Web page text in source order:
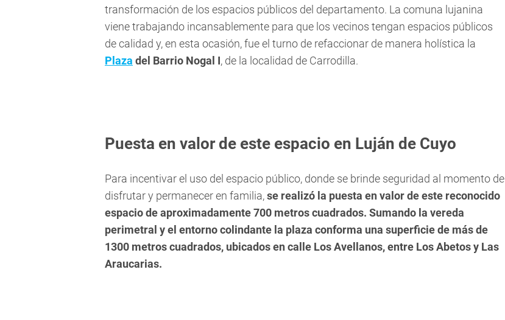
transformación de los espacios públicos del departamento. La comuna lujanina
viene trabajando incansablemente para que los vecinos tengan espacios públicos
de calidad y, en esta ocasión, fue el turno de refaccionar de manera holística la
Plaza del Barrio Nogal I, de la localidad de Carrodilla.
Puesta en valor de este espacio en Luján de Cuyo
Para incentivar el uso del espacio público, donde se brinde seguridad al momento de
disfrutar y permanecer en familia,se realizó la puesta en valor de este reconocido
espacio de aproximadamente 700 metros cuadrados. Sumando la vereda
perimetral y el entorno colindante la plaza conforma una superficie de más de
1300 metros cuadrados, ubicados en calle Los Avellanos, entre Los Abetos y Las
Araucarias.